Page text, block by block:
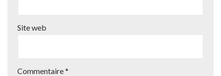
Site web
Commentaire*